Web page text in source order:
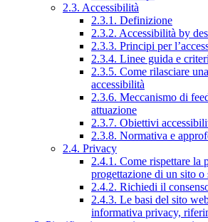
2.3. Accessibilità
2.3.1. Definizione
2.3.2. Accessibilità by
2.3.3. Principi per
2.3.4. Linee guida e
2.3.5. Come rilasciare
accessibilità
2.3.6. Meccanismo di
attuazione
2.3.7. Obiettivi
2.3.8. Normativa e
2.4. Privacy
2.4.1. Come rispettare la
progettazione di un sito
2.4.2. Richiedi il
2.4.3. Le basi del sito
informativa privacy,